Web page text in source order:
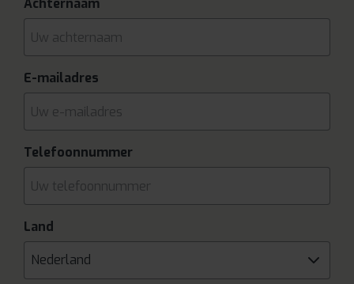
Achternaam
E-mailadres
Telefoonnummer
Land
Nederland